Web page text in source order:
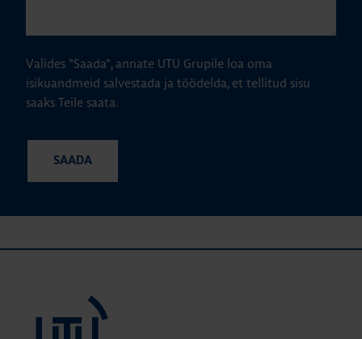
Valides "Saada", annate UTU Grupile loa oma
isikuandmeid salvestada ja töödelda, et tellitud sisu
saaks Teile saata.